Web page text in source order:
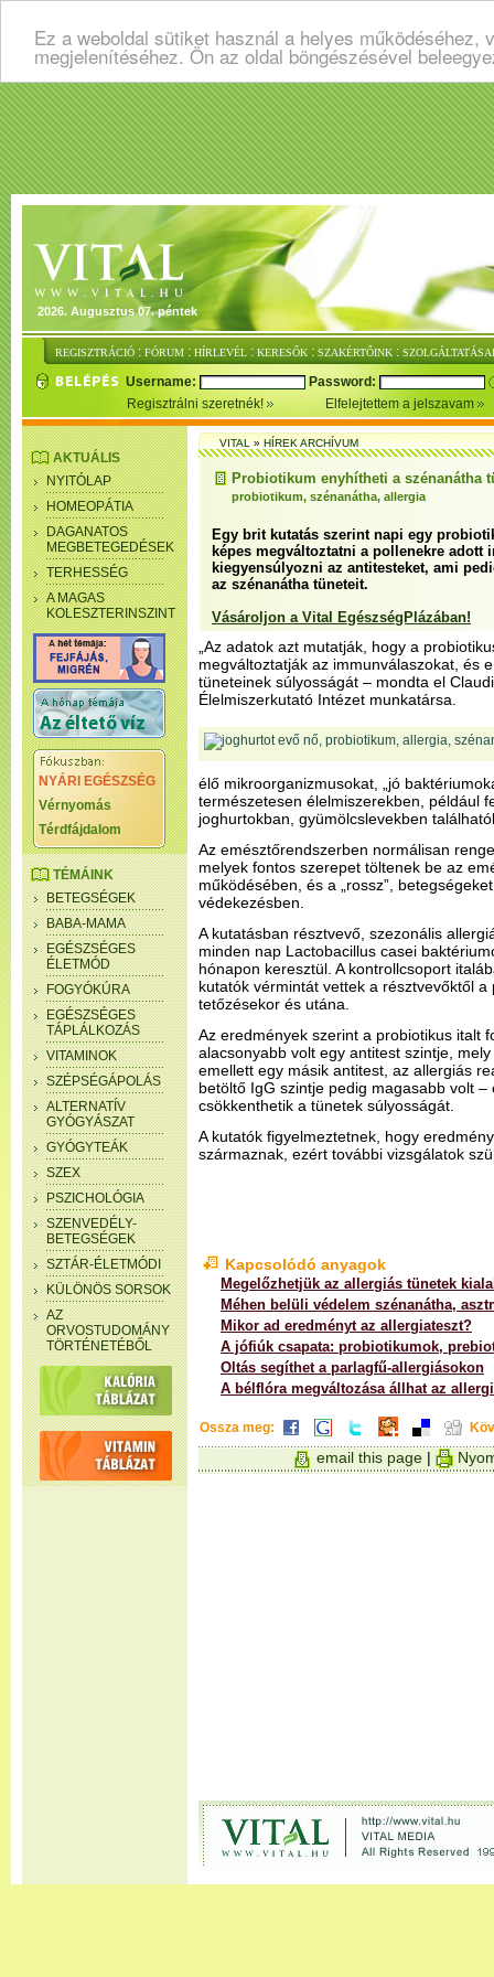
Ez a weboldal sütiket használ a helyes
megjelenítéséhez. Ön az oldal böngészésével
2026. Augusztus 07. péntek
REGISZTRÁCIÓ : FÓRUM : HÍRLEVÉL : KERESŐK : SZAKÉRTŐINK :
Username:
Password:
Regisztrálni szeretnék!
Elfelejtettem a jelszavam
AKTUÁLIS
NYITÓLAP
HOMEOPÁTIA
DAGANATOS
MEGBETEGEDÉSEK
TERHESSÉG
A MAGAS
KOLESZTERINSZINT
NYÁRI EGÉSZSÉG
Vérnyomás
Térdfájdalom
TÉMÁINK
BETEGSÉGEK
BABA-MAMA
EGÉSZSÉGES
ÉLETMÓD
FOGYÓKÚRA
EGÉSZSÉGES
TÁPLÁLKOZÁS
VITAMINOK
SZÉPSÉGÁPOLÁS
ALTERNATÍV
GYÓGYÁSZAT
GYÓGYTEÁK
SZEX
PSZICHOLÓGIA
SZENVEDÉLY-
BETEGSÉGEK
SZTÁR-ÉLETMÓDI
KÜLÖNÖS SORSOK
AZ
ORVOSTUDOMÁNY
TÖRTÉNETÉBŐL
VITAL»HÍREK ARCHÍVUM
Probiotikum enyhítheti a szénanátha
probiotikum, szénanátha, allergia
Egy brit kutatás szerint napi egy
képes megváltoztatni a pollenekre adott
kiegyensúlyozni az antitesteket, ami
az szénanátha tüneteit.
Vásároljon a Vital EgészségPlázában!
„Az adatok azt mutatják, hogy a
megváltoztatják az immunválaszokat, és
tüneteinek súlyosságát – mondta el
Élelmiszerkutató Intézet munkatársa.
élő mikroorganizmusokat, „jó
természetesen élelmiszerekben, például
joghurtokban, gyümölcslevekben
Az emésztőrendszerben normálisan
melyek fontos szerepet töltenek be az
működésében, és a „rossz”,
védekezésben.
A kutatásban résztvevő, szezonális
minden nap Lactobacillus casei
hónapon keresztül. A kontrollcsoport
kutatók vérmintát vettek a résztvevőktől a
tetőzésekor és utána.
Az eredmények szerint a probiotikus italt
alacsonyabb volt egy antitest szintje,
emellett egy másik antitest, az allergiás
betöltő IgG szintje pedig magasabb volt
csökkenthetik a tünetek súlyosságát.
A kutatók figyelmeztetnek, hogy
származnak, ezért további vizsgálatok
Kapcsolódó anyagok
Megelőzhetjük az allergiás tünetek
Méhen belüli védelem szénanátha,
Mikor ad eredményt az allergiateszt?
A jófiúk csapata: probiotikumok,
Oltás segíthet a parlagfű-allergiásokon
A bélflóra megváltozása állhat az
Ossza meg:
email this page |